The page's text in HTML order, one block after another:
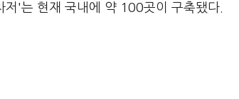
'는 현재 국내에 약 100곳이 구축됐다.